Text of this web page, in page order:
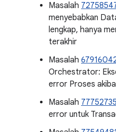
Masalah
menyebabkan
lengkap, hanya
terakhir
Masalah
Orchestrator:
error Proses
Masalah 77752735
error untuk